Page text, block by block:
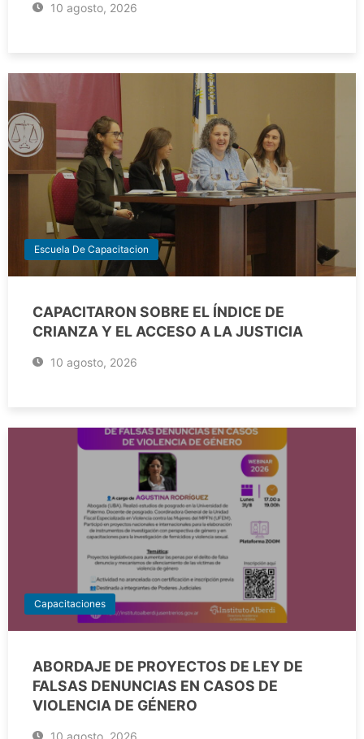
10 agosto, 2026
Escuela De Capacitacion
CAPACITARON SOBRE EL ÍNDICE DE
CRIANZA Y EL ACCESO A LA JUSTICIA
10 agosto, 2026
Capacitaciones
ABORDAJE DE PROYECTOS DE LEY DE
FALSAS DENUNCIAS EN CASOS DE
VIOLENCIA DE GÉNERO